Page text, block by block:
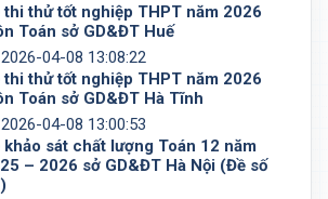
thi thử tốt nghiệp THPT năm 2026
Toán sở GD&ĐT Huế
2026-04-08 13:08:22
thi thử tốt nghiệp THPT năm 2026
Toán sở GD&ĐT Hà Tĩnh
2026-04-08 13:00:53
khảo sát chất lượng Toán 12 năm
– 2026 sở GD&ĐT Hà Nội (Đề số